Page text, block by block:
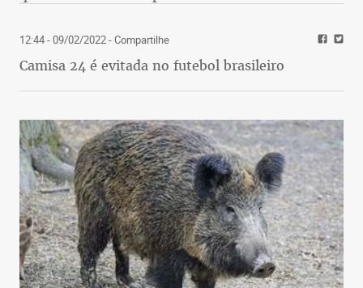
12:44 - 09/02/2022- Compartilhe
Camisa 24 é evitada no futebol brasileiro